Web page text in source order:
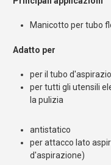
Manicotto per tubo
Adatto per
per il tubo
per tutti gli utensili
la pulizia
antistatico
per attacco lato
d'aspirazione)